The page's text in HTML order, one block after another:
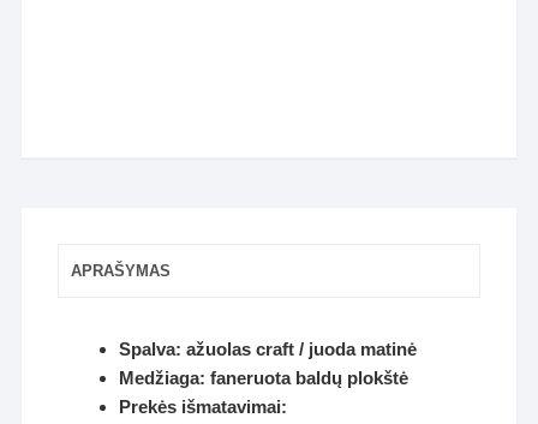
APRAŠYMAS
Spalva: ažuolas craft / juoda matinė
Medžiaga: faneruota baldų plokštė
Prekės išmatavimai: